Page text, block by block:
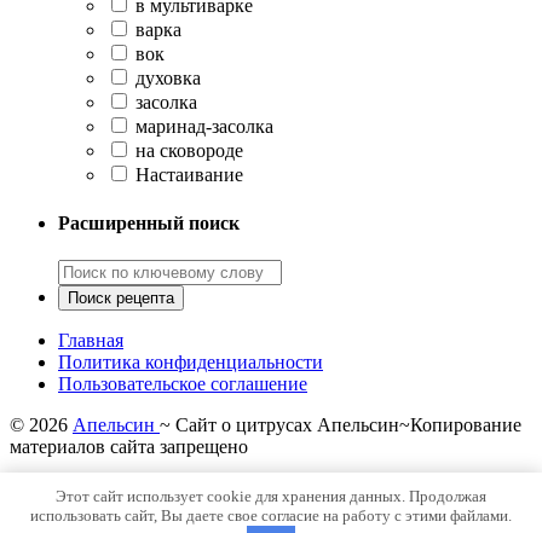
в мультиварке
варка
вок
духовка
засолка
маринад-засолка
на сковороде
Настаивание
Расширенный поиск
Главная
Политика конфиденциальности
Пользовательское соглашение
© 2026 Апельсин ~ Сайт о цитрусах Апельсин~Копирование
материалов сайта запрещено
Политика конфиденциальности
Этот сайт использует cookie для хранения данных. Продолжая
использовать сайт, Вы даете свое согласие на работу с этими файлами.